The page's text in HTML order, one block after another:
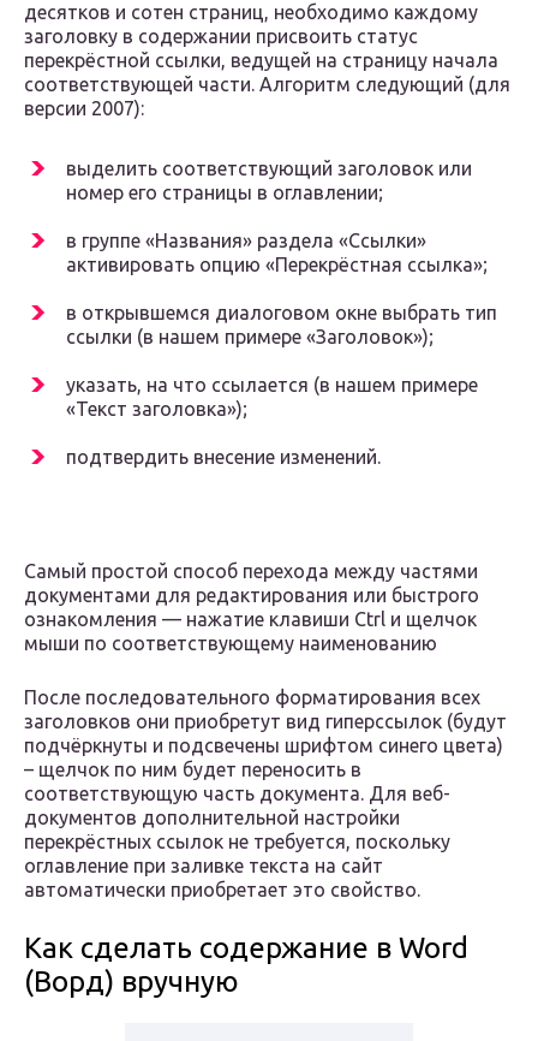
десятков и сотен страниц, необходимо каждому
заголовку в содержании присвоить статус
перекрёстной ссылки, ведущей на страницу начала
соответствующей части. Алгоритм следующий (для
версии 2007):
выделить соответствующий заголовок или
номер его страницы в оглавлении;
в группе «Названия» раздела «Ссылки»
активировать опцию «Перекрёстная ссылка»;
в открывшемся диалоговом окне выбрать тип
ссылки (в нашем примере «Заголовок»);
указать, на что ссылается (в нашем примере
«Текст заголовка»);
подтвердить внесение изменений.
Самый простой способ перехода между частями
документами для редактирования или быстрого
ознакомления — нажатие клавиши Ctrl и щелчок
мыши по соответствующему наименованию
После последовательного форматирования всех
заголовков они приобретут вид гиперссылок (будут
подчёркнуты и подсвечены шрифтом синего цвета)
– щелчок по ним будет переносить в
соответствующую часть документа. Для веб-
документов дополнительной настройки
перекрёстных ссылок не требуется, поскольку
оглавление при заливке текста на сайт
автоматически приобретает это свойство.
Как сделать содержание в Word
(Ворд) вручную